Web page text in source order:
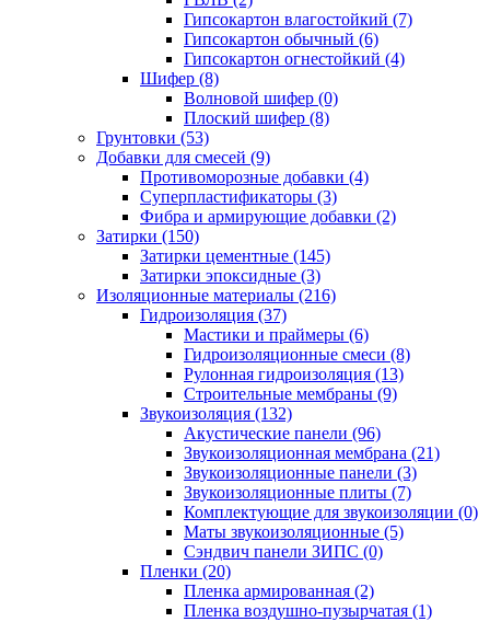
Гипсокартон влагостойкий (7)
Гипсокартон обычный (6)
Гипсокартон огнестойкий (4)
Шифер (8)
Волновой шифер (0)
Плоский шифер (8)
Грунтовки (53)
Добавки для смесей (9)
Противоморозные добавки (4)
Суперпластификаторы (3)
Фибра и армирующие добавки (2)
Затирки (150)
Затирки цементные (145)
Затирки эпоксидные (3)
Изоляционные материалы (216)
Гидроизоляция (37)
Мастики и праймеры (6)
Гидроизоляционные смеси (8)
Рулонная гидроизоляция (13)
Строительные мембраны (9)
Звукоизоляция (132)
Акустические панели (96)
Звукоизоляционная мембрана (21)
Звукоизоляционные панели (3)
Звукоизоляционные плиты (7)
Комплектующие для звукоизоляции (0)
Маты звукоизоляционные (5)
Сэндвич панели ЗИПС (0)
Пленки (20)
Пленка армированная (2)
Пленка воздушно-пузырчатая (1)